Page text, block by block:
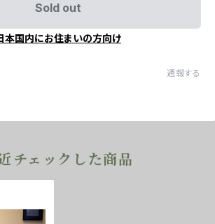
Sold out
本国内にお住まいの方向け
通報する
チェックした商品